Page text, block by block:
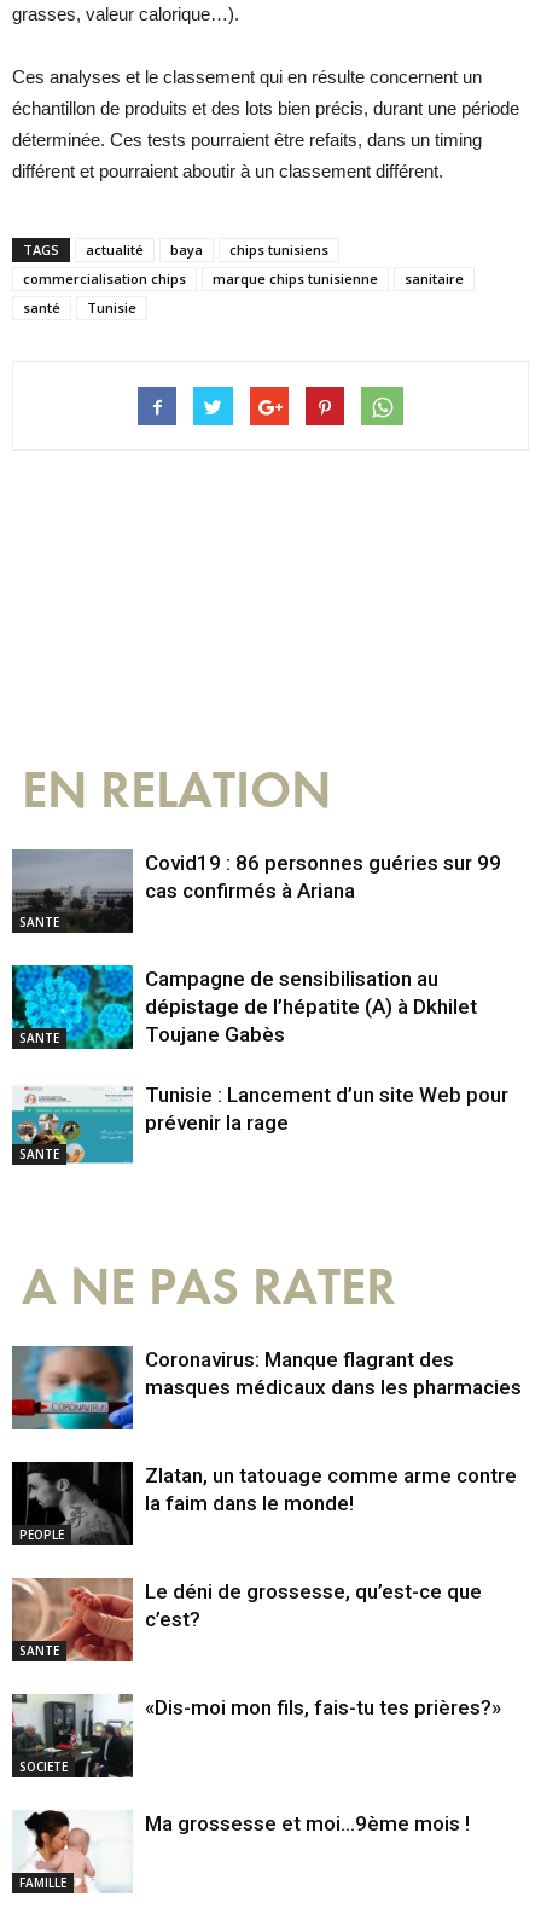
grasses, valeur calorique…).
Ces analyses et le classement qui en résulte concernent un
échantillon de produits et des lots bien précis, durant une période
déterminée. Ces tests pourraient être refaits, dans un timing
différent et pourraient aboutir à un classement différent.
TAGS actualité baya
chips tunisiens
commercialisation chips
marque chips tunisienne
sanitaire
santé
Tunisie
EN RELATION
SANTE
Covid19 : 86 personnes guéries sur 99
cas confirmés à Ariana
SANTE
Campagne de sensibilisation au
dépistage de l’hépatite (A) à Dkhilet
Toujane Gabès
SANTE
Tunisie : Lancement d’un site Web pour
prévenir la rage
A NE PAS RATER
Coronavirus: Manque flagrant des
masques médicaux dans les pharmacies
PEOPLE
Zlatan, un tatouage comme arme contre
la faim dans le monde!
SANTE
Le déni de grossesse, qu’est-ce que
c’est?
SOCIETE
«Dis-moi mon fils, fais-tu tes prières?»
FAMILLE
Ma grossesse et moi…9ème mois !